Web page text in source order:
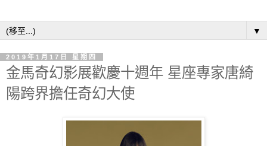
▼
2019年1月17日 星期四
金馬奇幻影展歡慶十週年 星座專家唐綺
陽跨界擔任奇幻大使